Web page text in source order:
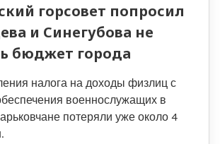
горсовет попросил
и Синегубова не
бюджет города
налога на доходы физлиц с
военнослужащих в
потеряли уже около 4